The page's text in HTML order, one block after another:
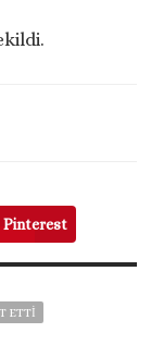
Pinterest
ETTI